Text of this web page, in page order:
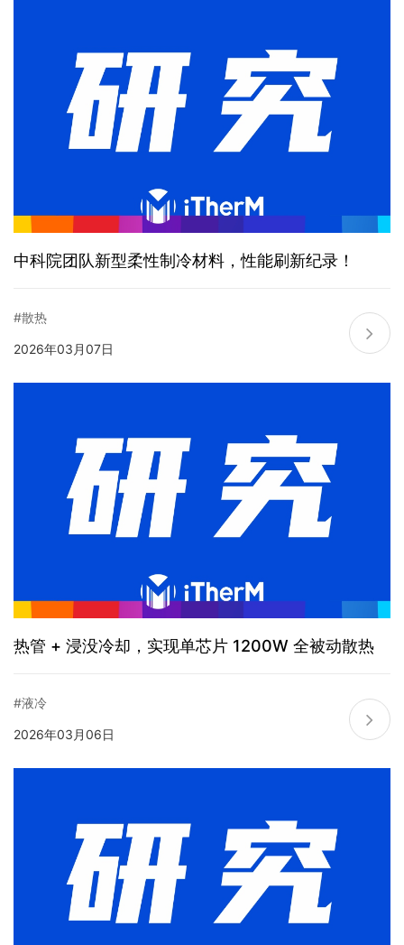
中科院团队新型柔性制冷材料，性能刷新纪录！
#散热
2026年03月07日
热管 + 浸没冷却，实现单芯片 1200W 全被动散热
#液冷
2026年03月06日